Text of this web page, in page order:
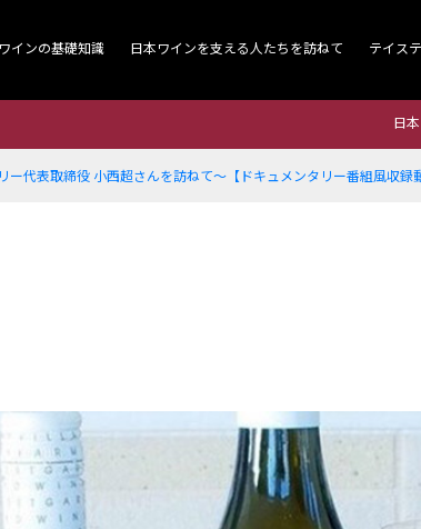
インの基礎知識 日本ワインを支える人たちを訪ねて テイス
日
代表取締役 小西超さんを訪ねて～【ドキュメンタリー番組風収録